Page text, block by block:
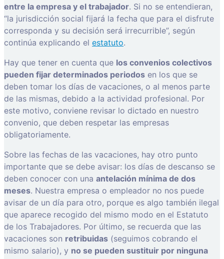
entre la empresa y el trabajador. Si no se entendieran,
“la jurisdicción social fijará la fecha que para el disfrute
corresponda y su decisión será irrecurrible”, según
continúa explicando el estatuto.
Hay que tener en cuenta que los convenios colectivos
pueden fijar determinados periodos en los que se
deben tomar los días de vacaciones, o al menos parte
de las mismas, debido a la actividad profesional. Por
este motivo, conviene revisar lo dictado en nuestro
convenio, que deben respetar las empresas
obligatoriamente.
Sobre las fechas de las vacaciones, hay otro punto
importante que se debe avisar: los días de descanso se
deben conocer con una antelación mínima de dos
meses. Nuestra empresa o empleador no nos puede
avisar de un día para otro, porque es algo también ilegal
que aparece recogido del mismo modo en el Estatuto
de los Trabajadores. Por último, se recuerda que las
vacaciones son retribuidas (seguimos cobrando el
mismo salario), y no se pueden sustituir por ninguna